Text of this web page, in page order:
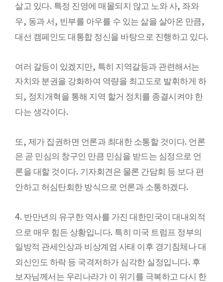
살고 있다. 특정 진영에 매몰되지 않고 노와 사, 좌와
우, 동과 서 , 빈부를 아우를 수 있는 삶을 살아온 만큼,
대선 캠페인도 대통합 정신을 바탕으로 진행하고 있다.
여러 갈등이 있겠지만, 특히 지역갈등과 관련해서는
자치와 분권을 강화하여 역량을 최고도로 발휘하게 하
되 , 정치개혁을 통해 지역 할거 정치를 종결시켜야 한
다는 생각이다.
또, 제가 집권하면 언론과 최대한 소통할 것이다. 언론
은 곧 민심의 창구인 만큼 민심을 받드는 심정으로 언
론을 대할 것이다. 기자회견은 물론 간담회 등 보다 편
안하고 허심탄회한 방식으로 언론과 소통하겠다.
4. 반만년의 유구한 역사를 가진 대한민국이 대내외적
으로 매우 힘든 상황입니다. 특히 미국 트럼프 정부의
일방적 관세인상과 비상계엄 사태 이후 경기침체나 대
외신인도 하락 등 국격저하가 심각한 실정입니다. 후
보자님께서는 우리나라가 이 위기를 극복하고 다시 한